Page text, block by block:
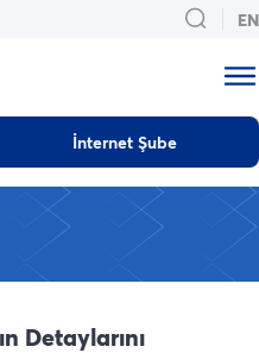
EN
İnternet Şube
Detaylarını